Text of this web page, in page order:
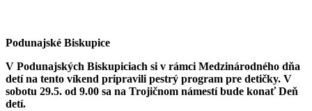
Podunajské Biskupice
V Podunajských Biskupiciach si v rámci Medzinárodného dňa
detí na tento víkend pripravili pestrý program pre detičky. V
sobotu 29.5. od 9.00 sa na Trojičnom námestí bude konať Deň
detí.